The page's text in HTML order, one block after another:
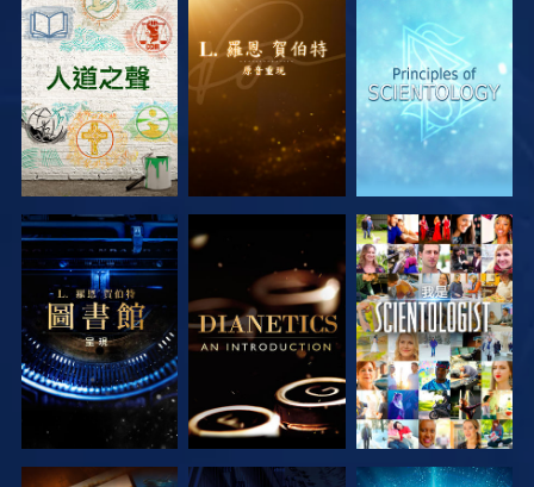
探索系列節目 探索系列節目 探索系列節目
探索系列節目 探索系列節目 觀看